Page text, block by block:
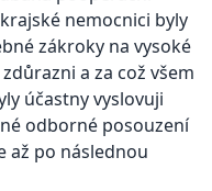
nemocnici byly
zákroky na vysoké
a za což všem
účastny vyslovuji
odborné posouzení
až po následnou